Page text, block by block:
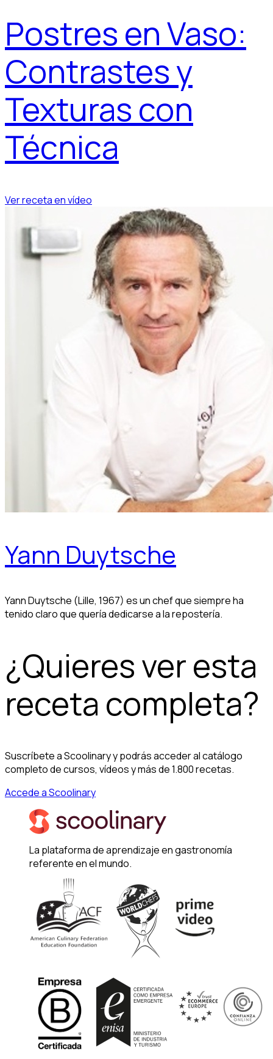
Postres en Vaso:
Contrastes y
Texturas con
Técnica
Ver receta en vídeo
Yann Duytsche
Yann Duytsche (Lille, 1967) es un chef que siempre ha
tenido claro que quería dedicarse a la repostería.
¿Quieres ver esta
receta completa?
Suscríbete a Scoolinary y podrás acceder al catálogo
completo de cursos, vídeos y más de 1.800 recetas.
Accede a Scoolinary
La plataforma de aprendizaje en gastronomía
referente en el mundo.